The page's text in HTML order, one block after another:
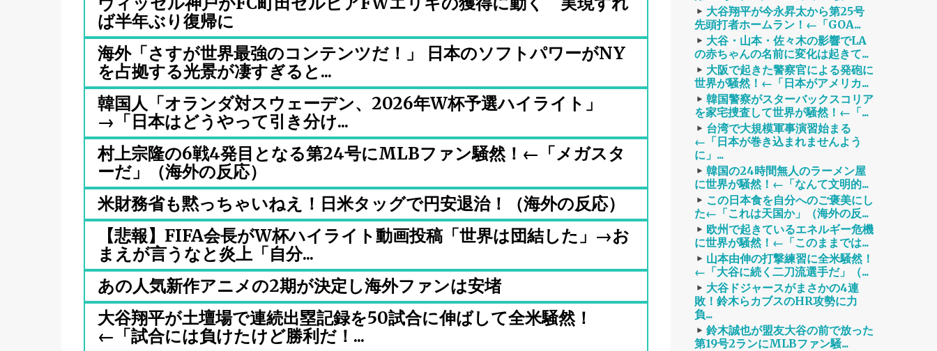
ば半年ぶり復帰に
海外「さすが世界最強のコンテンツだ！」 日本のソフトパワーがNY
を占拠する光景が凄すぎると...
韓国人「オランダ対スウェーデン、2026年W杯予選ハイライト」
→「日本はどうやって引き分け...
村上宗隆の6戦4発目となる第24号にMLBファン騒然！←「メガスタ
ーだ」（海外の反応）
米財務省も黙っちゃいねえ！日米タッグで円安退治！（海外の反応）
【悲報】FIFA会長がW杯ハイライト動画投稿「世界は団結した」→お
まえが言うなと炎上「自分...
あの人気新作アニメの2期が決定し海外ファンは安堵
大谷翔平が土壇場で連続出塁記録を50試合に伸ばして全米騒然！
←「試合には負けたけど勝利だ！...
大谷翔平が今永昇太から第25号
先頭打者ホームラン！←「GOA...
大谷・山本・佐々木の影響でLA
の赤ちゃんの名前に変化は起きて...
大阪で起きた警察官による発砲に
世界が騒然！←「日本がアメリカ...
韓国警察がスターバックスコリア
を家宅捜査して世界が騒然！←「...
台湾で大規模軍事演習始まる
←「日本が巻き込まれませんよう
に」...
韓国の24時間無人のラーメン屋
に世界が騒然！←「なんて文明的...
この日本食を自分へのご褒美にし
た←「これは天国か」（海外の反...
欧州で起きているエネルギー危機
に世界が騒然！←「このままでは...
山本由伸の打撃練習に全米騒然！
←「大谷に続く二刀流選手だ」（...
大谷ドジャースがまさかの4連
敗！鈴木らカブスのHR攻勢に力
負...
鈴木誠也が盟友大谷の前で放った
第19号2ランにMLBファン騒...